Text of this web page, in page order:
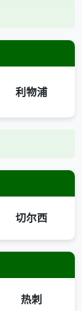
利物浦
切尔西
热刺